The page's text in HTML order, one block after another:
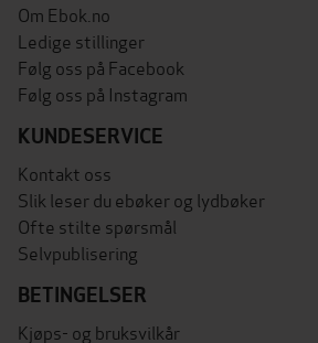
Om Ebok.no
Ledige stillinger
Følg oss på Facebook
Følg oss på Instagram
KUNDESERVICE
Kontakt oss
Slik leser du ebøker og lydbøker
Ofte stilte spørsmål
Selvpublisering
BETINGELSER
Kjøps- og bruksvilkår